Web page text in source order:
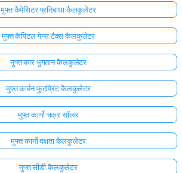
मुफ्त कैपेसिटर प्रतिबाधा कैलकुलेटर
मुफ्त कैपिटल गेन्स टैक्स कैलकुलेटर
मुफ्त कार भुगतान कैलकुलेटर
मुफ्त कार्बन फुटप्रिंट कैलकुलेटर
मुफ्त कार्नो चक्र सॉल्वर
मुफ्त कार्नो दक्षता कैलकुलेटर
मुफ्त सीडी कैलकुलेटर